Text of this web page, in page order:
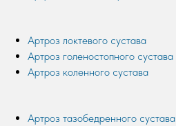
Артроз локтевого сустава
Артроз голеностопного сустава
Артроз коленного сустава
Артроз тазобедренного сустава